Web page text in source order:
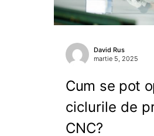
David Rus
martie 5, 2025
Cum se pot
ciclurile de
CNC?